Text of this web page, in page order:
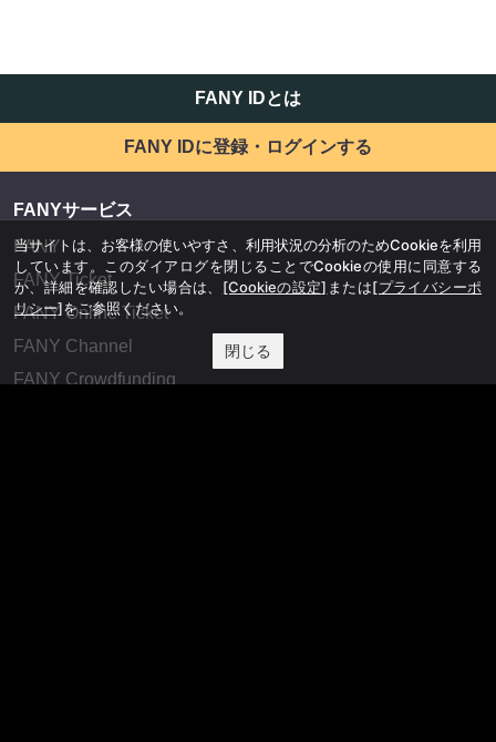
FANY IDとは
FANY IDに登録・ログインする
FANYサービス
FANY
FANY Ticket
FANY Online Ticket
FANY Channel
FANY Crowdfunding
当サイトは、お客様の使いやすさ、利用状況の分析のためCookieを利用
しています。このダイアログを閉じることでCookieの使用に同意する
か、詳細を確認したい場合は、 [Cookieの設定] または[プライバシーポ
リシー]をご参照ください。
閉じる